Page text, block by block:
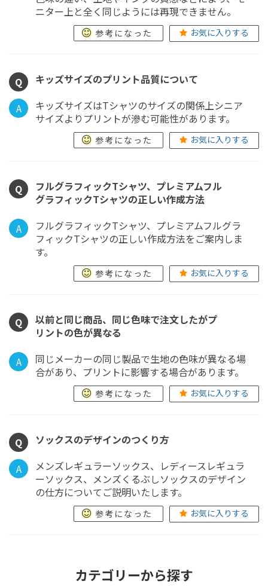
ニター上と全く同じようには再現できません。
参考になった お気に入りする
Q キッズサイズのプリント品質について
A
キッズサイズはTシャツのサイズの関係上シニア
サイズよりプリントが滲む可能性があります。
参考になった お気に入りする
Q
フルグラフィックTシャツ、プレミアムフル
グラフィックTシャツの正しい作成方法
A
フルグラフィックTシャツ、プレミアムフルグラ
フィックTシャツの正しい作成方法をご案内しま
す。
参考になった お気に入りする
Q
以前と同じ商品、同じ色味で注文したがプ
リントの色が異なる
A
同じメーカーの同じ製品で生地の色味が異なる場
合があり、プリントに影響する場合があります。
参考になった お気に入りする
Q ソックスのデザインのつくり方
A
メンズレギュラーソックス、レディースレギュラ
ーソックス、メンズくるぶしソックスのデザイン
の仕方についてご説明いたします。
参考になった お気に入りする
カテゴリーから探す